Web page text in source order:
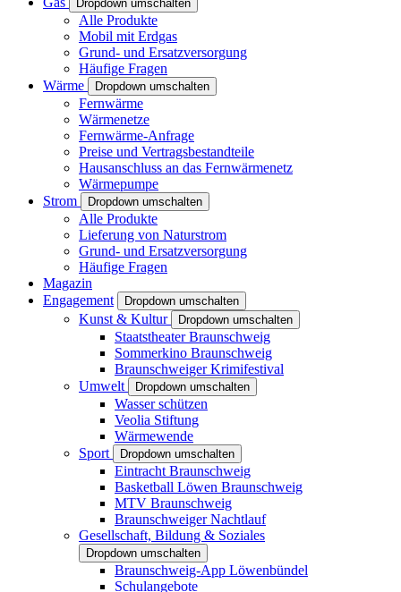
Dropdown umschalten
Alle Produkte
Mobil mit Erdgas
Grund- und Ersatzversorgung
Häufige Fragen
Wärme
Dropdown umschalten
Fernwärme
Wärmenetze
Fernwärme-Anfrage
Preise und Vertragsbestandteile
Hausanschluss an das Fernwärmenetz
Wärmepumpe
Strom
Dropdown umschalten
Alle Produkte
Lieferung von Naturstrom
Grund- und Ersatzversorgung
Häufige Fragen
Magazin
Engagement
Dropdown umschalten
Kunst & Kultur Dropdown umschalten
Staatstheater Braunschweig
Sommerkino Braunschweig
Braunschweiger Krimifestival
Umwelt
Dropdown umschalten
Wasser schützen
Veolia Stiftung
Wärmewende
Sport
Dropdown umschalten
Eintracht Braunschweig
Basketball Löwen Braunschweig
MTV Braunschweig
Braunschweiger Nachtlauf
Gesellschaft, Bildung & Soziales
Dropdown umschalten
Braunschweig-App Löwenbündel
Schulangebote